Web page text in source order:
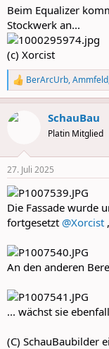
Beim Equalizer
Stockwerk an...
(c) Xorcist
R
e
a
c
s
:
BerArcUrb,Ammfeld
SchauBau
Platin Mitglied
27. Juli 2025
Die Fassade wurde
fortgesetzt @Xorcist
An den anderen
... wächst sie
(C) SchauBaubilder